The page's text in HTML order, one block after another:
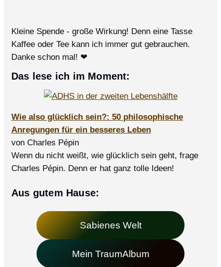
Kleine Spende - große Wirkung! Denn eine Tasse
Kaffee oder Tee kann ich immer gut gebrauchen.
Danke schon mal! ❤
Das lese ich im Moment:
Wie also glücklich sein?: 50 philosophische
Anregungen für ein besseres Leben
von Charles Pépin
Wenn du nicht weißt, wie glücklich sein geht, frage
Charles Pépin. Denn er hat ganz tolle Ideen!
Aus gutem Hause:
Sabienes Welt
Mein TraumAlbum